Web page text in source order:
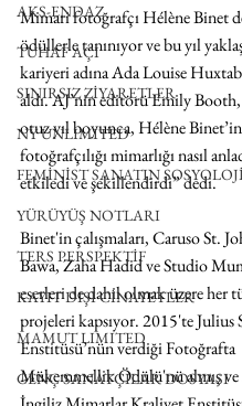
AKS-ENDAZ
TUHAF AÇI
SINIRSIZ ZİYARETLER
NY UNLIMITED
FEMİNİST SANATIN
YÜRÜYÜŞ NOTLARI
TERS PERSPEKTİF
KAYIT DIŞI CİNAYETLER
MAMUT LIMITED
GENÇ SANATÇILAR DOSYASI
Mimari fotoğrafçı Hélène Binet
ödüllerle tanınıyor ve bu yıl
kariyeri adına Ada Louise
aldı. AJ’nin editörü Emily Booth,
otuz yıl boyunca, Hélène Binet’in
fotoğrafçılığı mimarlığı nasıl
etkiledi ve şekillendirdi” dedi.
Binet'in çalışmaları, Caruso St.
Bawa, Zaha Hadid ve Studio
eserleri de dahil olmak üzere her
projeleri kapsıyor. 2015'te Julius
Enstitüsü’nün verdiği Fotoğrafta
Mükemmellik Ödülü'nü almış